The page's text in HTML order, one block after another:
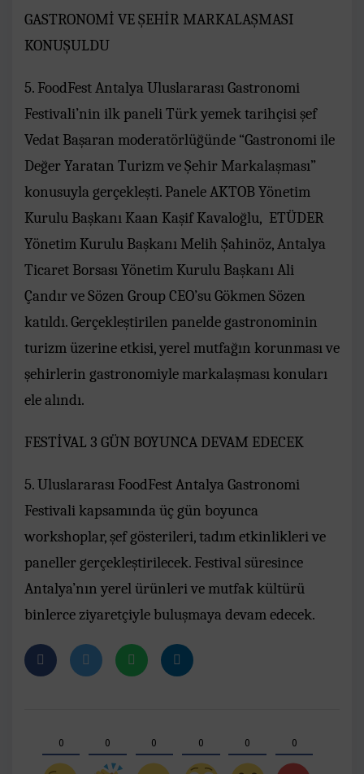
GASTRONOMİ VE ŞEHİR MARKALAŞMASI
KONUŞULDU
5. FoodFest Antalya Uluslararası Gastronomi
Festivali’nin ilk paneli Türk yemek tarihçisi şef
Vedat Başaran moderatörlüğünde “Gastronomi ile
Değer Yaratan Turizm ve Şehir Markalaşması”
konusuyla gerçekleşti. Panele AKTOB Yönetim
Kurulu Başkanı Kaan Kaşif Kavaloğlu, ETÜDER
Yönetim Kurulu Başkanı Melih Şahinöz, Antalya
Ticaret Borsası Yönetim Kurulu Başkanı Ali
Çandır ve Sözen Group CEO’su Gökmen Sözen
katıldı. Gerçekleştirilen panelde gastronominin
turizm üzerine etkisi, yerel mutfağın korunması ve
şehirlerin gastronomiyle markalaşması konuları
ele alındı.
FESTİVAL 3 GÜN BOYUNCA DEVAM EDECEK
5. Uluslararası FoodFest Antalya Gastronomi
Festivali kapsamında üç gün boyunca
workshoplar, şef gösterileri, tadım etkinlikleri ve
paneller gerçekleştirilecek. Festival süresince
Antalya’nın yerel ürünleri ve mutfak kültürü
binlerce ziyaretçiyle buluşmaya devam edecek.
0 0 0 0 0 0